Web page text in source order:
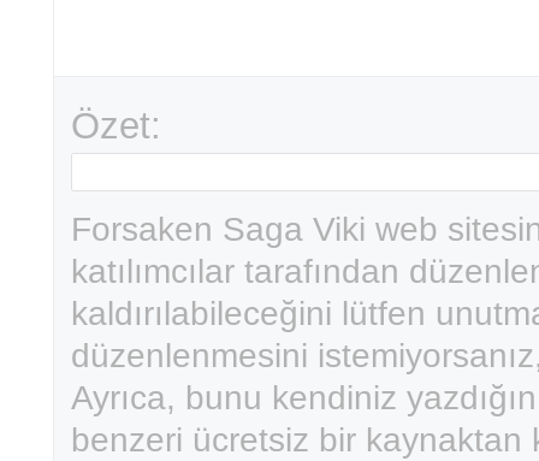
Özet:
Forsaken Saga Viki web
katılımcılar tarafından
kaldırılabileceğini lütfen
düzenlenmesini
Ayrıca, bunu kendiniz
benzeri ücretsiz bir kaynaktan